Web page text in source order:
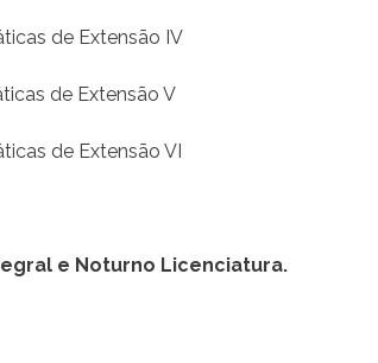
de Extensão IV
de Extensão V
de Extensão VI
e Noturno Licenciatura.